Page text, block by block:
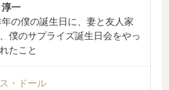
一
の僕の誕生日に、妻と友人家
僕のサプライズ誕生日会をやっ
たこと
・ドール